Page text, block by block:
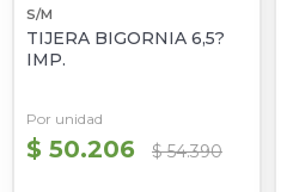
S/M
TIJERA BIGORNIA 6,5?
IMP.
Por unidad
$ 50.206 $ 54.390